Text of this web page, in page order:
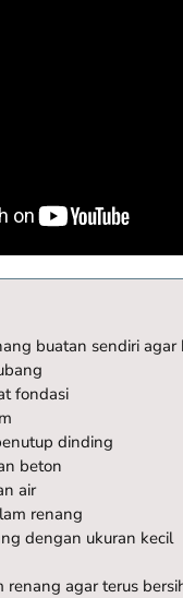
buatan sendiri
fondasi
dinding
beton
air
renang
dengan ukuran kecil
agar terus